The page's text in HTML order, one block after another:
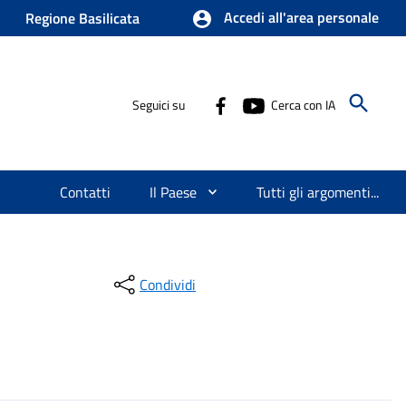
Regione Basilicata Accedi all'area personale
Seguici su Cerca con IA
Contatti Il Paese Tutti gli argomenti...
Condividi